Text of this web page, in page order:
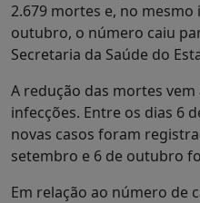
2.679 mortes e, no
outubro, o número caiu
Secretaria da Saúde do
A redução das mortes
infecções. Entre os dias 6
novas casos foram
setembro e 6 de outubro
Em relação ao número de